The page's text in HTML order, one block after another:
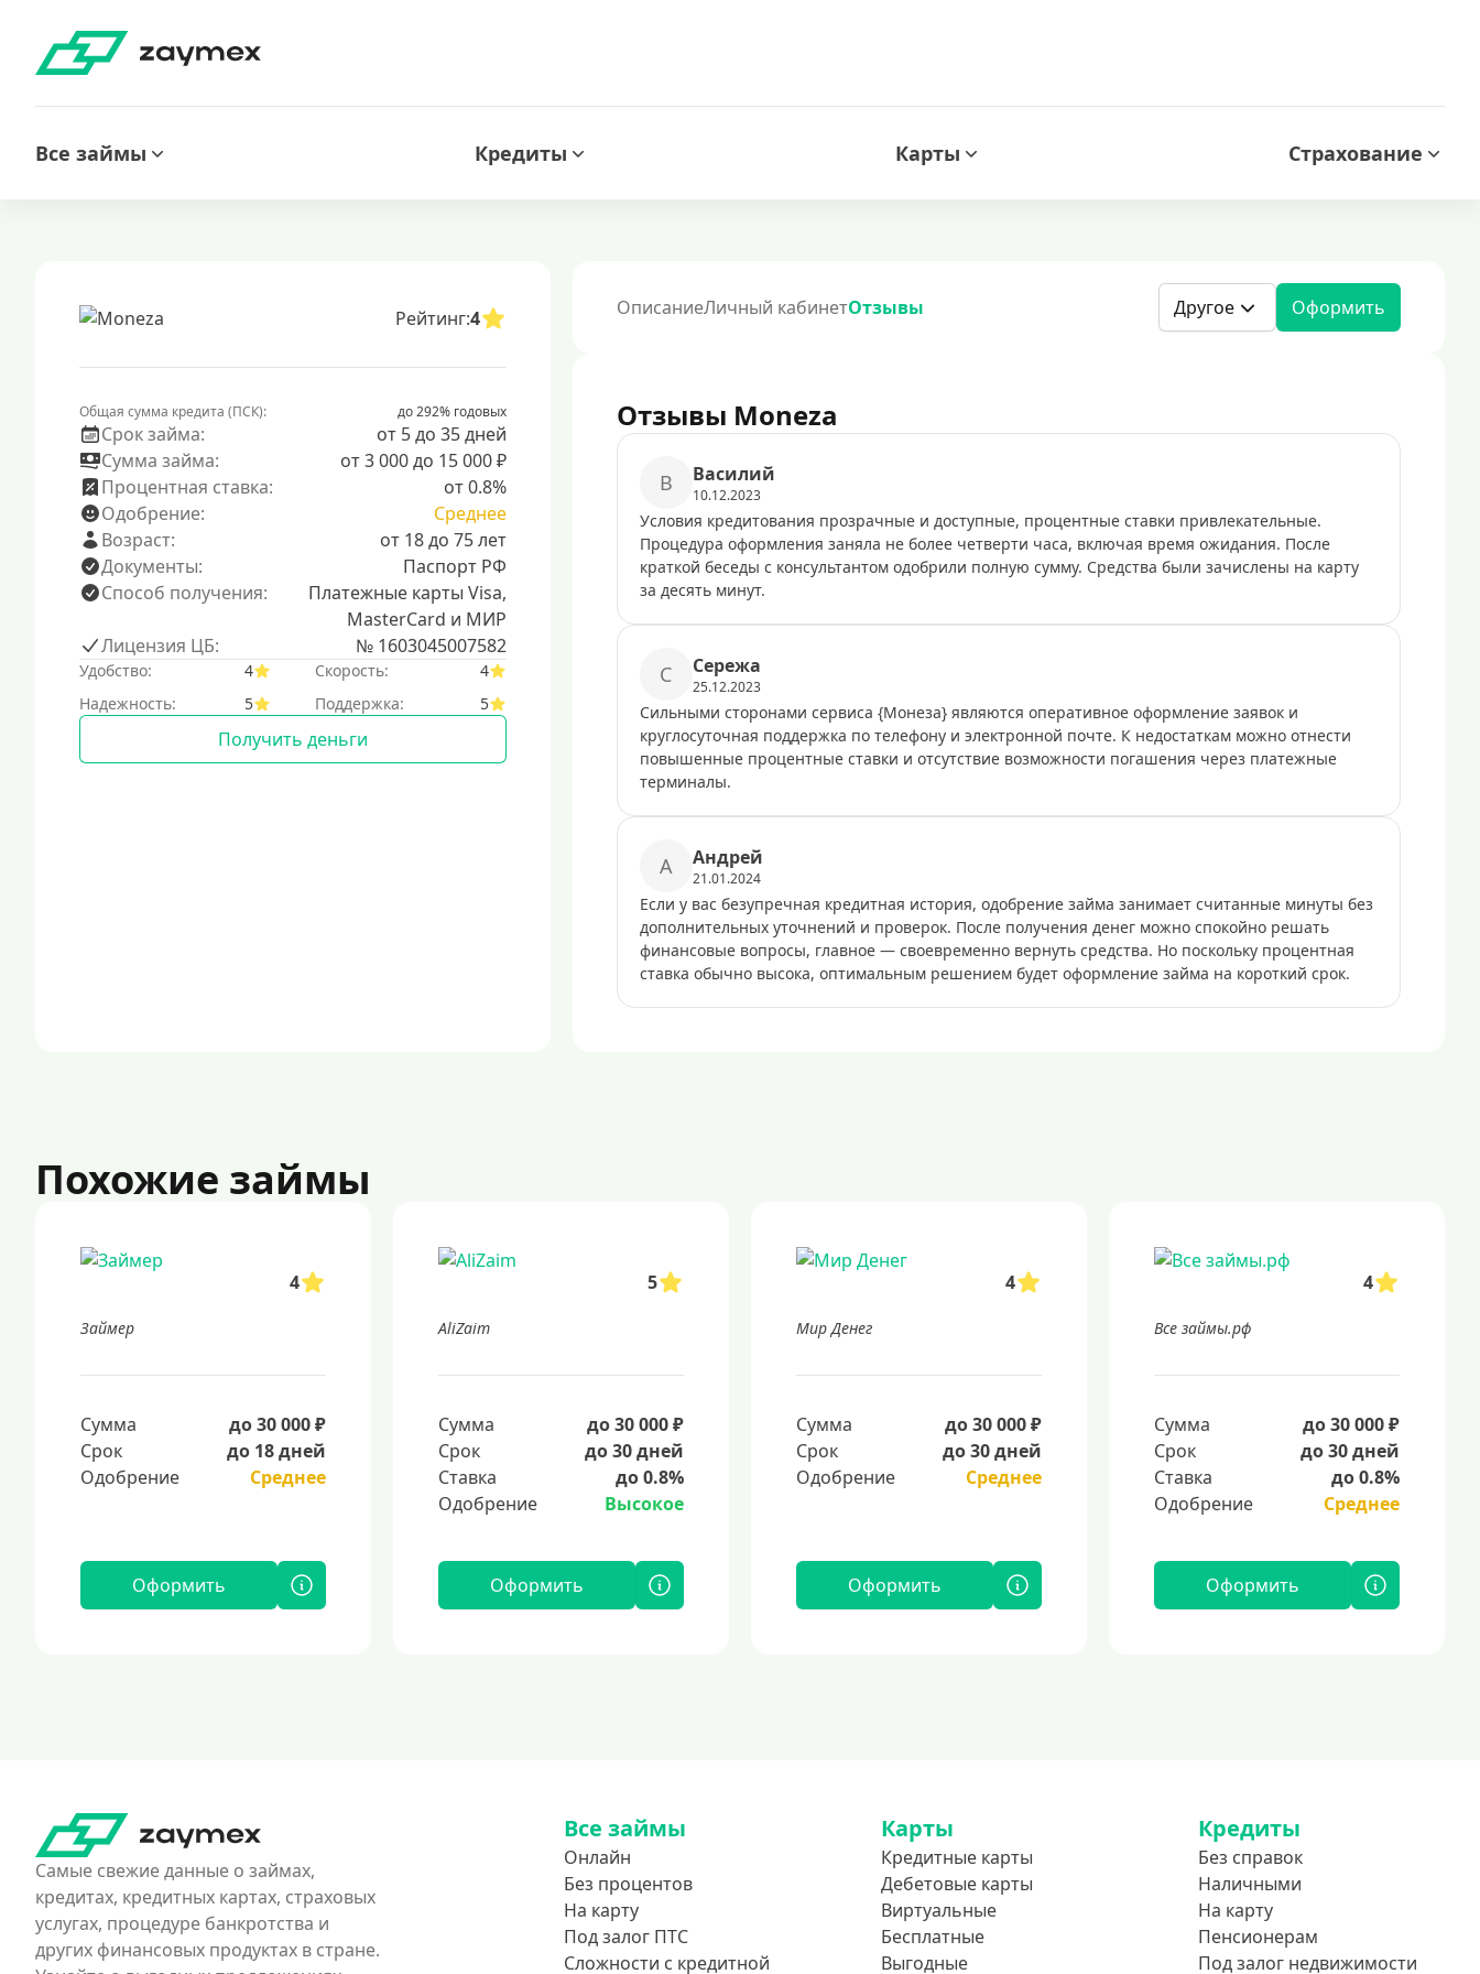
Все займы Кредиты Карты Страхование
Рейтинг:4
Общая сумма кредита (ПСК): до 292% годовых
Срок займа:
от 5 до 35 дней
Сумма займа:
от 3 000 до 15 000 ₽
Процентная ставка:
от 0.8%
Одобрение:
Среднее
Возраст:
от 18 до 75 лет
Документы:
Паспорт РФ
Способ получения:
Платежные карты Visa,
MasterCard и МИР
Лицензия ЦБ:
№ 1603045007582
Удобство: 4 Скорость:
4
Надежность:
5 Поддержка: 5
Получить деньги
ОписаниеЛичный кабинетОтзывы Другое Оформить
Отзывы Moneza
В Василий
10.12.2023
Условия кредитования прозрачные и доступные, процентные ставки привлекательные.
Процедура оформления заняла не более четверти часа, включая время ожидания. После
краткой беседы с консультантом одобрили полную сумму. Средства были зачислены на карту
за десять минут.
С Сережа
25.12.2023
Сильными сторонами сервиса {Монеза} являются оперативное оформление заявок и
круглосуточная поддержка по телефону и электронной почте. К недостаткам можно отнести
повышенные процентные ставки и отсутствие возможности погашения через платежные
терминалы.
А Андрей
21.01.2024
Если у вас безупречная кредитная история, одобрение займа занимает считанные минуты без
дополнительных уточнений и проверок. После получения денег можно спокойно решать
финансовые вопросы, главное — своевременно вернуть средства. Но поскольку процентная
ставка обычно высока, оптимальным решением будет оформление займа на короткий срок.
Похожие займы
4
Займер
Сумма
до 30 000 ₽
Срок
до 18 дней
Одобрение
Среднее
Оформить
5
AliZaim
Сумма
до 30 000 ₽
Срок
до 30 дней
Ставка
до 0.8%
Одобрение
Высокое
Оформить
4
Мир Денег
Сумма
до 30 000 ₽
Срок
до 30 дней
Одобрение
Среднее
Оформить
4
Все займы.рф
Сумма
до 30 000 ₽
Срок
до 30 дней
Ставка
до 0.8%
Одобрение
Среднее
Оформить
Самые свежие данные о займах,
кредитах, кредитных картах, страховых
услугах, процедуре банкротства и
других финансовых продуктах в стране.
Все займы
Онлайн
Без процентов
На карту
Под залог ПТС
Сложности с кредитной
Карты
Кредитные карты
Дебетовые карты
Виртуальные
Бесплатные
Выгодные
Кредиты
Без справок
Наличными
На карту
Пенсионерам
Под залог недвижимости